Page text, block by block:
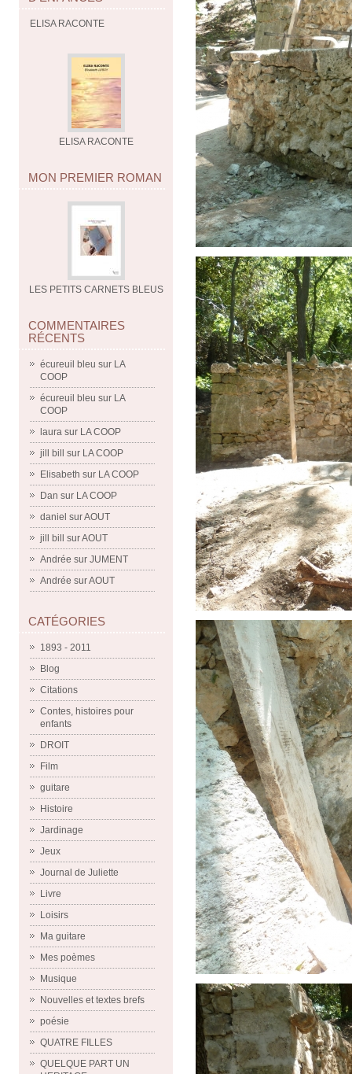
ELISA RACONTE
ELISA RACONTE
MON PREMIER ROMAN
LES PETITS CARNETS BLEUS
COMMENTAIRES
RÉCENTS
écureuil bleu sur LA
COOP
écureuil bleu sur LA
COOP
laura sur LA COOP
jill bill
sur LA COOP
Elisabeth sur LA COOP
Dan sur LA COOP
daniel surAOUT
jill bill
surAOUT
Andrée sur JUMENT
Andrée surAOUT
CATÉGORIES
1893 - 2011
Blog
Citations
Contes, histoires pour
enfants
DROIT
Film
guitare
Histoire
Jardinage
Jeux
Journal de Juliette
Livre
Loisirs
Ma guitare
Mes poèmes
Musique
Nouvelles et textes brefs
poésie
QUATRE FILLES
QUELQUE PART UN